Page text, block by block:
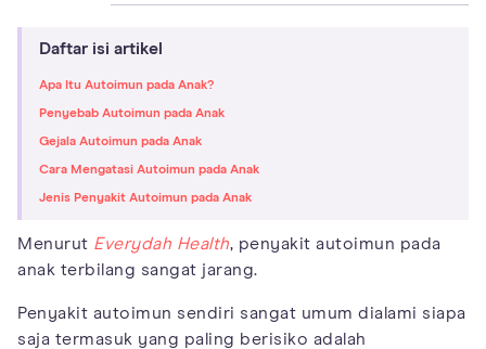
Daftar isi artikel
Apa Itu Autoimun pada Anak?
Penyebab Autoimun pada Anak
Gejala Autoimun pada Anak
Cara Mengatasi Autoimun pada Anak
Jenis Penyakit Autoimun pada Anak
Menurut Everydah Health, penyakit autoimun pada
anak terbilang sangat jarang.
Penyakit autoimun sendiri sangat umum dialami siapa
saja termasuk yang paling berisiko adalah